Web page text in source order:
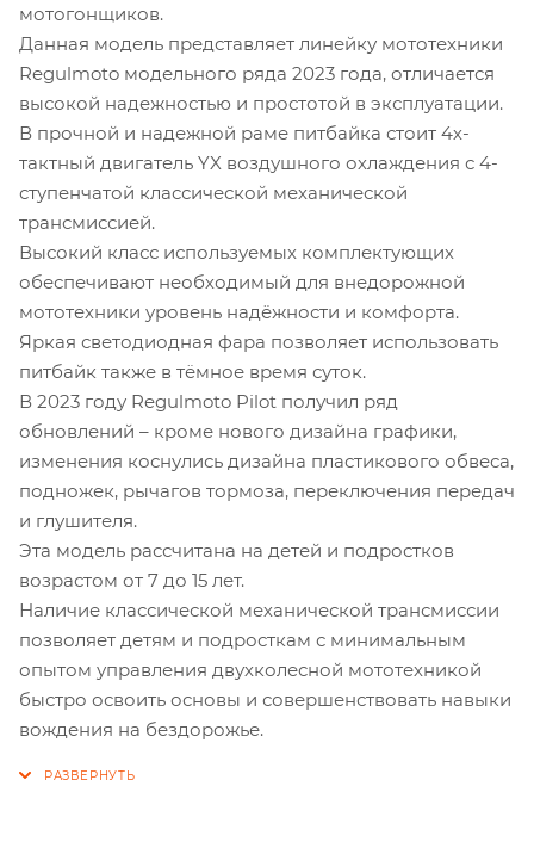
мотогонщиков.
Данная модель представляет линейку мототехники
Regulmoto модельного ряда 2023 года, отличается
высокой надежностью и простотой в эксплуатации.
В прочной и надежной раме питбайка стоит 4х-
тактный двигатель YX воздушного охлаждения с 4-
ступенчатой классической механической
трансмиссией.
Высокий класс используемых комплектующих
обеспечивают необходимый для внедорожной
мототехники уровень надёжности и комфорта.
Яркая светодиодная фара позволяет использовать
питбайк также в тёмное время суток.
В 2023 году Regulmoto Pilot получил ряд
обновлений – кроме нового дизайна графики,
изменения коснулись дизайна пластикового обвеса,
подножек, рычагов тормоза, переключения передач
и глушителя.
Эта модель рассчитана на детей и подростков
возрастом от 7 до 15 лет.
Наличие классической механической трансмиссии
позволяет детям и подросткам с минимальным
опытом управления двухколесной мототехникой
быстро освоить основы и совершенствовать навыки
вождения на бездорожье.